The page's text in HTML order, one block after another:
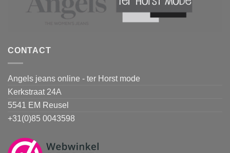
CONTACT
Angels jeans online - ter Horst mode
Kerkstraat 24A
5541 EM Reusel
+31(0)85 0043598